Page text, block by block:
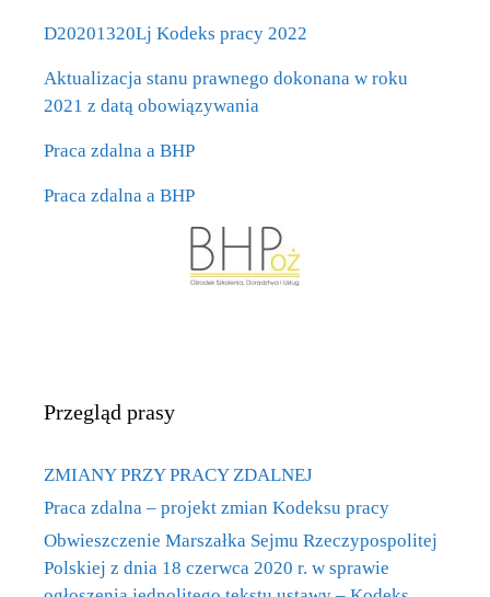
D20201320Lj Kodeks pracy 2022
Aktualizacja stanu prawnego dokonana w roku
2021 z datą obowiązywania
Praca zdalna a BHP
Praca zdalna a BHP
Przegląd prasy
ZMIANY PRZY PRACY ZDALNEJ
Praca zdalna – projekt zmian Kodeksu pracy
Obwieszczenie Marszałka Sejmu Rzeczypospolitej
Polskiej z dnia 18 czerwca 2020 r. w sprawie